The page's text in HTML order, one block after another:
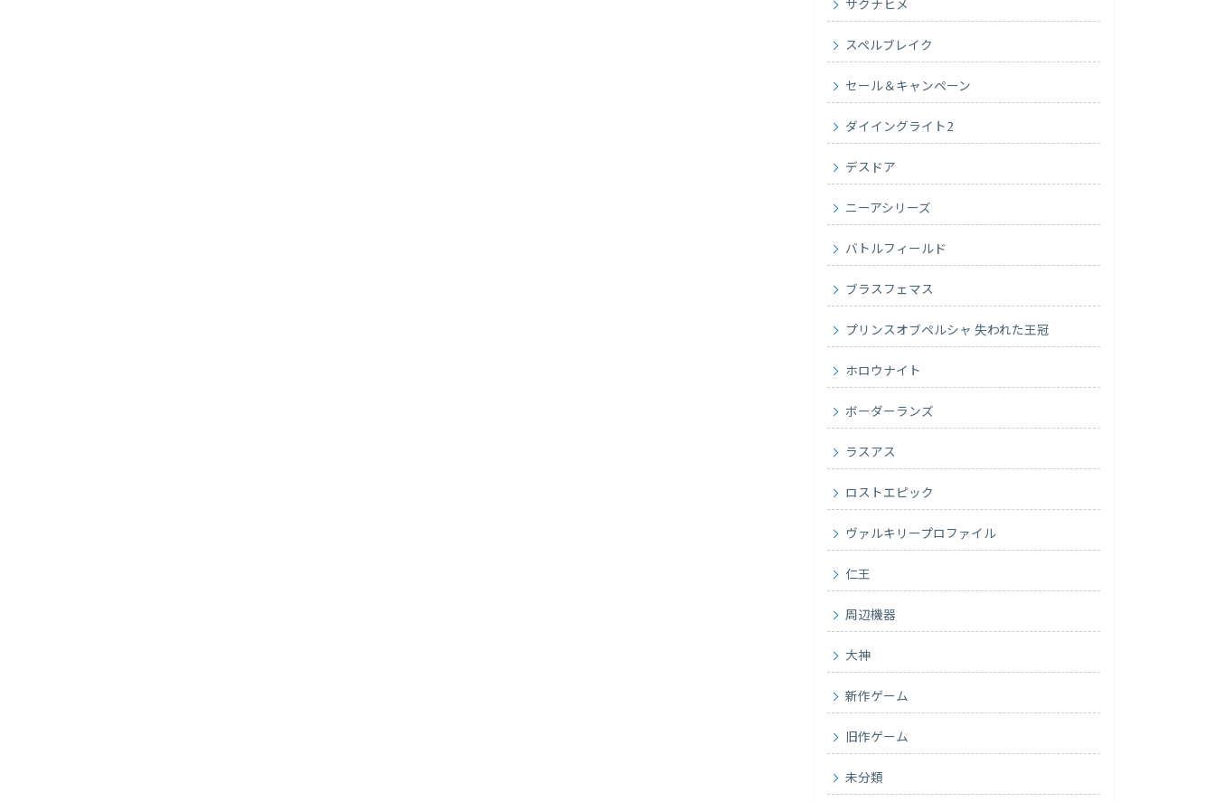
サクナヒメ
スペルブレイク
セール＆キャンペーン
ダイイングライト2
デスドア
ニーアシリーズ
バトルフィールド
ブラスフェマス
プリンスオブペルシャ 失われた王冠
ホロウナイト
ボーダーランズ
ラスアス
ロストエピック
ヴァルキリープロファイル
仁王
周辺機器
大神
新作ゲーム
旧作ゲーム
未分類